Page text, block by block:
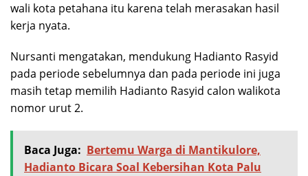
wali kota petahana itu karena telah merasakan hasil
kerja nyata.
Nursanti mengatakan, mendukung Hadianto Rasyid
pada periode sebelumnya dan pada periode ini juga
masih tetap memilih Hadianto Rasyid calon walikota
nomor urut 2.
Baca Juga: Bertemu Warga di Mantikulore,
Hadianto Bicara Soal Kebersihan Kota Palu